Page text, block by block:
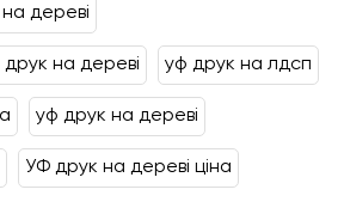
дереві
на дереві уф друк на лдсп
уф друк на дереві
УФ друк на дереві ціна